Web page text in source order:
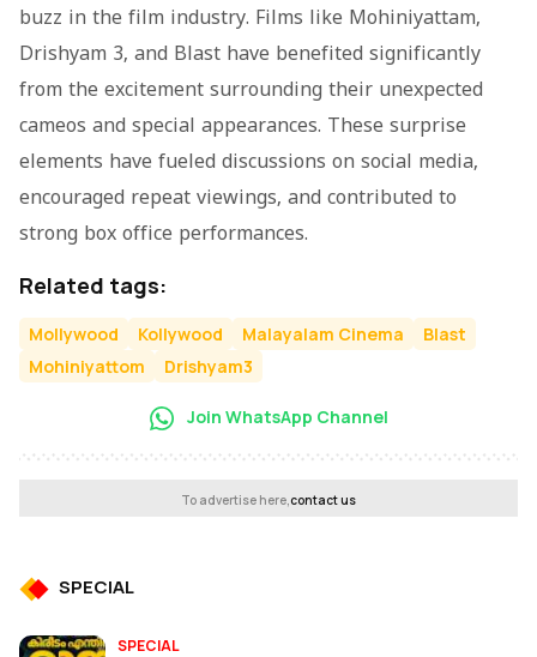
buzz in the film industry. Films like Mohiniyattam,
Drishyam 3, and Blast have benefited significantly
from the excitement surrounding their unexpected
cameos and special appearances. These surprise
elements have fueled discussions on social media,
encouraged repeat viewings, and contributed to
strong box office performances.
Related tags:
Mollywood Kollywood Malayalam Cinema
Blast
Mohiniyattom
Drishyam3
Join WhatsApp Channel
To advertise here,contact us
SPECIAL
SPECIAL